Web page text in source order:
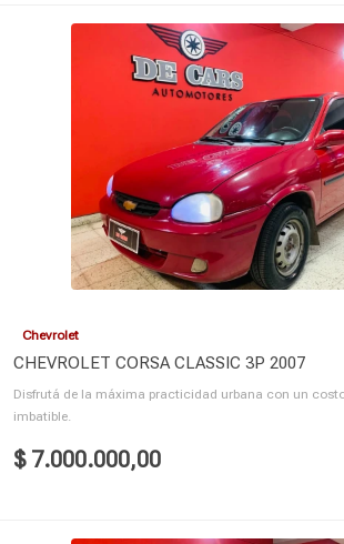
Chevrolet
CHEVROLET CORSA CLASSIC 3P 2007
Disfrutá de la máxima practicidad urbana con un
imbatible.
$ 7.000.000,00